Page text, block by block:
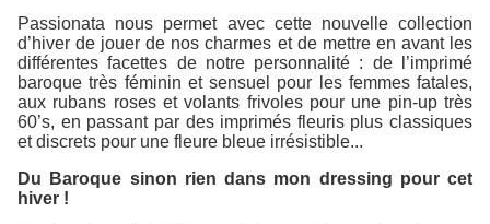
Passionata nous permet avec cette nouvelle collection
d’hiver de jouer de nos charmes et de mettre en avant les
différentes facettes de notre personnalité : de l’imprimé
baroque très féminin et sensuel pour les femmes fatales,
aux rubans roses et volants frivoles pour une pin-up très
60’s, en passant par des imprimés fleuris plus classiques
et discrets pour une fleure bleue irrésistible...
Du Baroque sinon rien dans mon dressing pour cet
hiver !